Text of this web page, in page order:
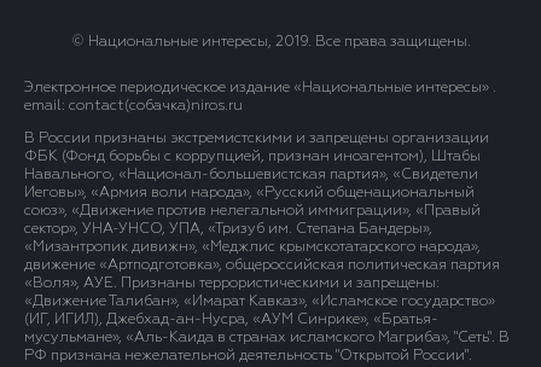
© Национальные интересы, 2019. Все права защищены.
Электронное периодическое издание «Национальные интересы» .
email: contact(сoбaчка)niros.ru
В России признаны экстремистскими и запрещены организации
ФБК (Фонд борьбы с коррупцией, признан иноагентом), Штабы
Навального, «Национал-большевистская партия», «Свидетели
Иеговы», «Армия воли народа», «Русский общенациональный
союз», «Движение против нелегальной иммиграции», «Правый
сектор», УНА-УНСО, УПА, «Тризуб им. Степана Бандеры»,
«Мизантропик дивижн», «Меджлис крымскотатарского народа»,
движение «Артподготовка», общероссийская политическая партия
«Воля», АУЕ. Признаны террористическими и запрещены:
«Движение Талибан», «Имарат Кавказ», «Исламское государство»
(ИГ, ИГИЛ), Джебхад-ан-Нусра, «АУМ Синрике», «Братья-
мусульмане», «Аль-Каида в странах исламского Магриба», "Сеть". В
РФ признана нежелательной деятельность "Открытой России".